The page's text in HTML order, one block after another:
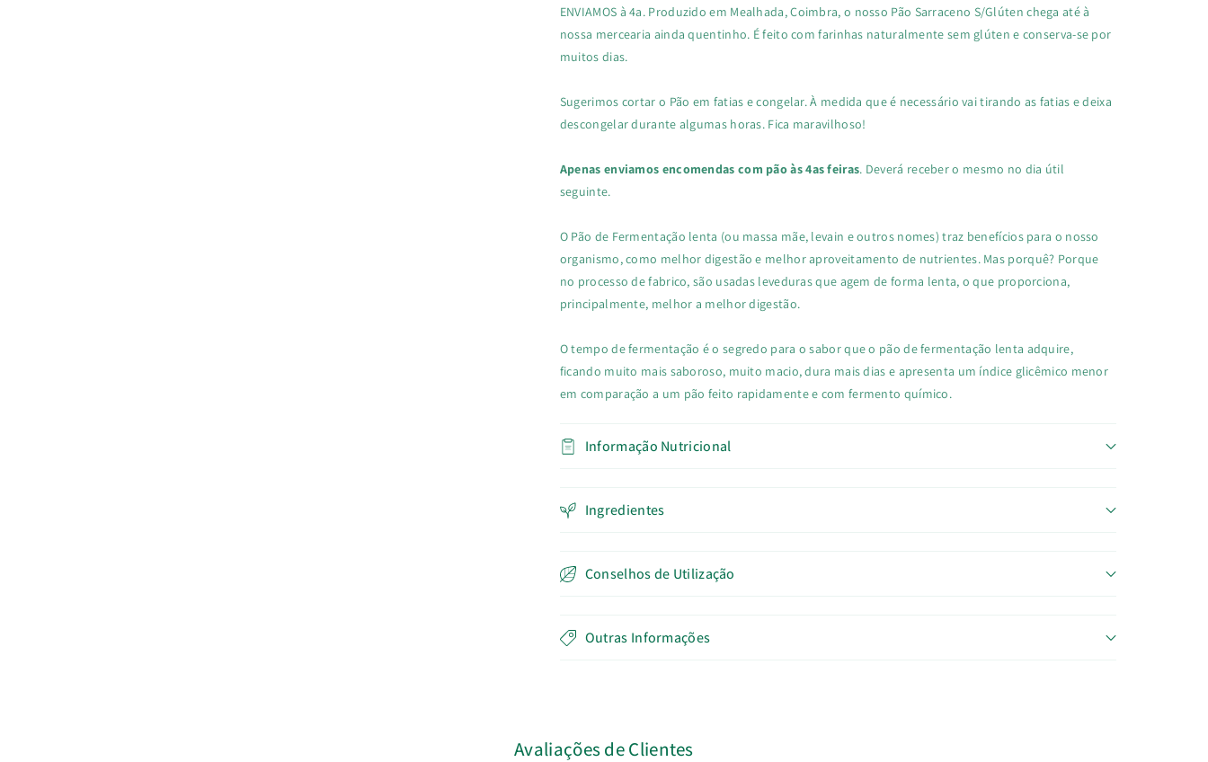
ENVIAMOS à 4a. Produzido em Mealhada, Coimbra, o nosso Pão Sarraceno S/Glúten chega até à
nossa mercearia ainda quentinho. É feito com farinhas naturalmente sem glúten e conserva-se por
muitos dias.
Sugerimos cortar o Pão em fatias e congelar. À medida que é necessário vai tirando as fatias e deixa
descongelar durante algumas horas. Fica maravilhoso!
Apenas enviamos encomendas com pão às 4as feiras. Deverá receber o mesmo no dia útil
seguinte.
O Pão de Fermentação lenta (ou massa mãe, levain e outros nomes)traz benefícios para o nosso
organismo, como melhor digestão e melhor aproveitamento de nutrientes. Mas porquê? Porque
no processo de fabrico, são usadas leveduras que agem de forma lenta, o que proporciona,
principalmente, melhor a melhordigestão.
O tempo de fermentação é o segredo para o sabor que o pão de fermentação lenta adquire,
ficando muito mais saboroso, muito macio, dura mais dias e apresenta um índice glicêmico menor
em comparação a um pão feito rapidamente e com fermento químico.
Informação Nutricional
Ingredientes
Conselhos de Utilização
Outras Informações
Avaliações de Clientes